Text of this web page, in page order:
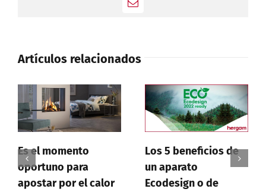
Correo
Artículos relacionados
Es el momento
oportuno para
apostar por el calor
Los 5 beneficios de
un aparato
Ecodesign o de